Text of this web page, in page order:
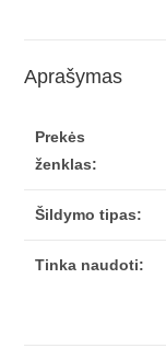
Aprašymas
Prekės
ženklas:
Šildymo tipas:
Tinka naudoti: